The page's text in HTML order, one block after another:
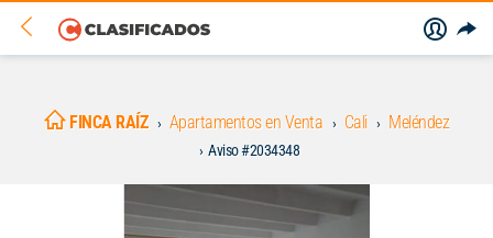
FINCA RAÍZ Apartamentos en Venta Cali Meléndez
Aviso #2034348